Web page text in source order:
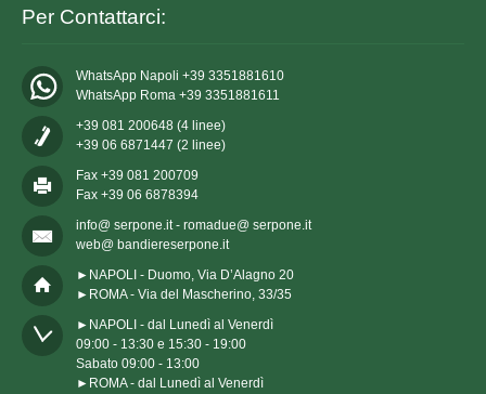
Per Contattarci:
WhatsApp Napoli +39 3351881610
WhatsApp Roma +39 3351881611
+39 081 200648 (4 linee)
+39 06 6871447 (2 linee)
Fax +39 081 200709
Fax +39 06 6878394
info@ serpone.it - romadue@ serpone.it
web@ bandiereserpone.it
►NAPOLI - Duomo, Via D’Alagno 20
►ROMA - Via del Mascherino, 33/35
►NAPOLI - dal Lunedì al Venerdì
09:00 - 13:30 e 15:30 - 19:00
Sabato 09:00 - 13:00
►ROMA - dal Lunedì al Venerdì